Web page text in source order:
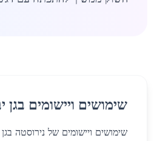
שימושים ויישומים בגן
שימושים ויישומים של נירוסטה